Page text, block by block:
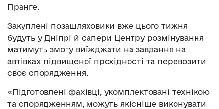
Пранге.
Закуплені позашляховики вже цього тижня
будуть у Дніпрі й сапери Центру розмінування
матимуть змогу виїжджати на завдання на
автівках підвищеної прохідності та перевозити
своє спорядження.
«Підготовлені фахівці, укомплектовані технікою
та спорядженням, можуть якісніше виконувати